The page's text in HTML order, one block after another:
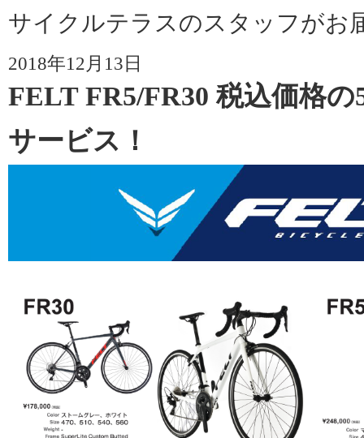
サイクルテラスのスタッフがお
2018年12月13日
FELT FR5/FR30 税込価格
サービス！